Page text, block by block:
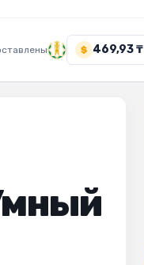
$ 469,93 ₸